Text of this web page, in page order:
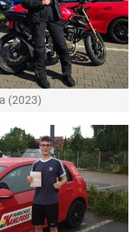
(2023)